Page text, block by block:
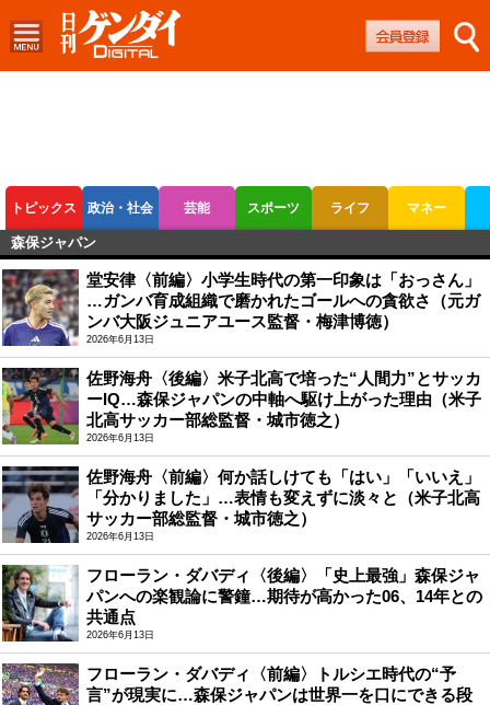
トピックス 政治・社会 芸能 スポーツ ライフ マネー
ボートレース
森保ジャパン
堂安律〈前編〉小学生時代の第一印象は「おっさん」
…ガンバ育成組織で磨かれたゴールへの貪欲さ（元ガ
ンバ大阪ジュニアユース監督・梅津博徳）
2026年6月13日
佐野海舟〈後編〉米子北高で培った“人間力”とサッカ
ーIQ…森保ジャパンの中軸へ駆け上がった理由（米子
北高サッカー部総監督・城市徳之）
2026年6月13日
佐野海舟〈前編〉何か話しけても「はい」「いいえ」
「分かりました」…表情も変えずに淡々と（米子北高
サッカー部総監督・城市徳之）
2026年6月13日
フローラン・ダバディ〈後編〉「史上最強」森保ジャ
パンへの楽観論に警鐘…期待が高かった06、14年との
共通点
2026年6月13日
フローラン・ダバディ〈前編〉トルシエ時代の“予
言”が現実に…森保ジャパンは世界一を口にできる段